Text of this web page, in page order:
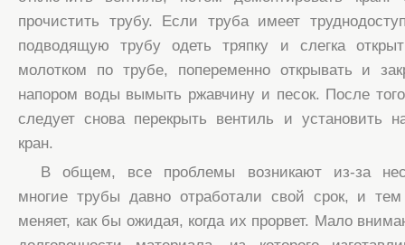
прочистить трубу. Если труба имеет
подводящую трубу одеть тряпку и слегка
молотком по трубе, попеременно открывать и
напором воды вымыть ржавчину и песок. После того
следует снова перекрыть вентиль и установить
кран.
В общем, все проблемы возникают из-за
многие трубы давно отработали свой срок, и
меняет, как бы ожидая, когда их прорвет. Мало